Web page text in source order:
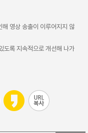
영상 송출이 이루어지지 않
도록 지속적으로 개선해 나가